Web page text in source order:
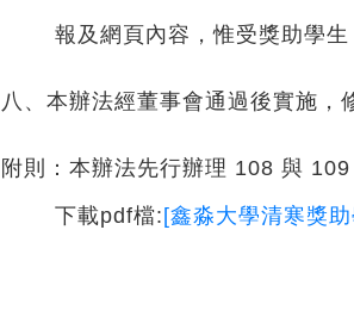
報及網頁內容，惟受獎助學
八、本辦法經董事會通過後實施，
附則：本辦法先行辦理 108 與
下載pdf檔: [鑫淼大學清寒獎